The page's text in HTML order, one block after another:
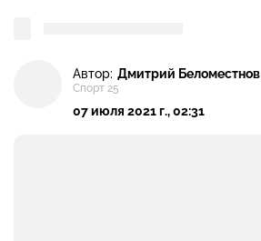
Автор: Дмитрий Беломестнов
Спорт 25
07 июля 2021 г., 02:31